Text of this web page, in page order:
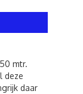
mtr.
deze
daar